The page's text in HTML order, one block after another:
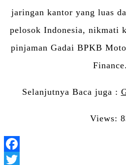
jaringan kantor yang luas
pelosok Indonesia, nikmati
pinjaman Gadai BPKB
Finance.
Selanjutnya Baca juga :
Views: